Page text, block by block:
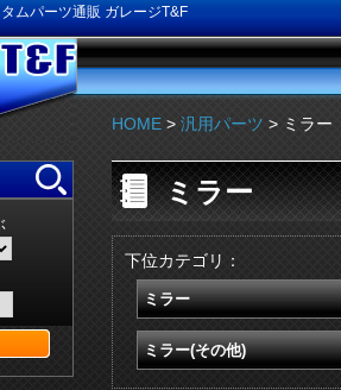
ムパーツ通販 ガレージT&F
HOME > 汎用パーツ > ミラー
ミラー
下位カテゴリ：
ミラー
ミラー(その他)